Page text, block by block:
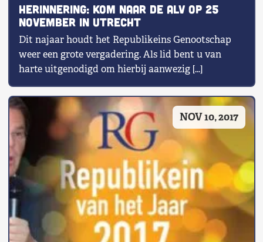
HERINNERING: Kom naar de ALV op 25
november in Utrecht
Dit najaar houdt het Republikeins Genootschap
weer een grote vergadering. Als lid bent u van
harte uitgenodigd om hierbij aanwezig […]
NOV 10, 2017